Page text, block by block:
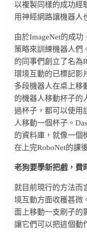
以複製同樣的成功經
用神經網路讓機器人
由於ImageNet的成
策略來訓練機器人們
的同事們創立了名為
環境互動的已標記影
多段機器人在桌上移
的機器人移動杯子的
過杯子，都可以使用
人移動一個杯子。
的資料庫，就像一個
在上完RoboNet的課
老狗要學新把戲，費
就目前現行的方法而
境互動方面收穫甚微
面上移動一支刷子的
讓它們可以把這個動